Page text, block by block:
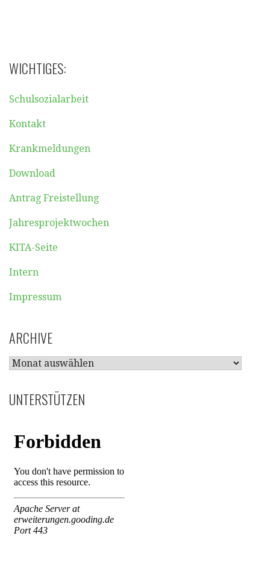
WICHTIGES:
Schulsozialarbeit
Kontakt
Krankmeldungen
Download
Antrag Freistellung
Jahresprojektwochen
KITA-Seite
Intern
Impressum
ARCHIVE
ARCHIVE
UNTERSTÜTZEN